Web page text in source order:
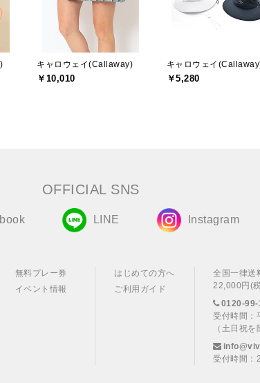
キャロウェイ(Callaway)
￥10,010
キャロウェイ
￥5,280
OFFICIAL SNS
LINE Instagram
無料プレー券
イベント情報
はじめての方へ
ご利用ガイド
全国一律送
22,000円(
0120-99-
受付時間：
（土日祝を
受付時間：